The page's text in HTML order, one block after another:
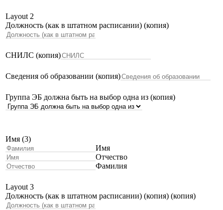
Layout 2
Должность (как в штатном расписании) (копия)
СНИЛС (копия)
Сведения об образовании (копия)
Группа ЭБ должна быть на выбор одна из (копия)
Имя (3)
Имя
Отчество
Фамилия
Layout 3
Должность (как в штатном расписании) (копия) (копия)